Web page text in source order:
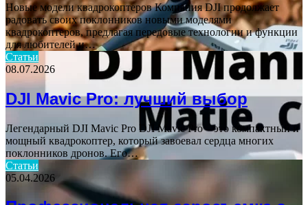
Новые модели квадрокоптеров Компания DJI продолжает
радовать своих поклонников новыми моделями
квадрокоптеров, предлагая передовые технологии и функции
для любителей и…
Статьи
08.07.2026
DJI Mavic Pro: лучший выбор
Легендарный DJI Mavic Pro DJI Mavic Pro – это компактный и
мощный квадрокоптер, который завоевал сердца многих
поклонников дронов. Его…
Статьи
05.04.2026